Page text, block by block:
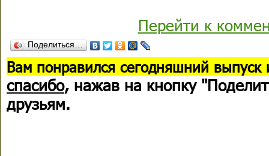
Перейти к
Поделиться…
Вам понравился сегодняшний выпуск
спасибо, нажав на кнопку
друзьям.